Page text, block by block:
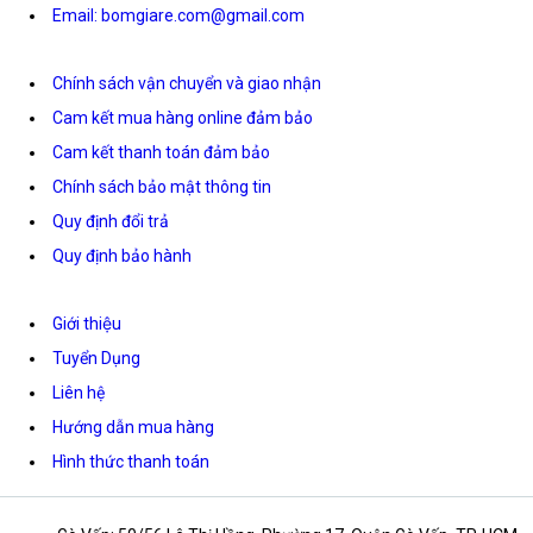
Email: bomgiare.com@gmail.com
Chính sách vận chuyển và giao nhận
Cam kết mua hàng online đảm bảo
Cam kết thanh toán đảm bảo
Chính sách bảo mật thông tin
Quy định đổi trả
Quy định bảo hành
Giới thiệu
Tuyển Dụng
Liên hệ
Hướng dẫn mua hàng
Hình thức thanh toán